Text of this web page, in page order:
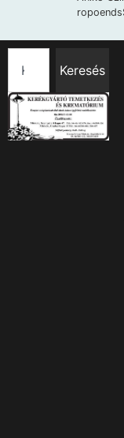
Keresés